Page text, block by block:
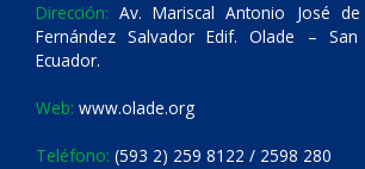
Dirección: Av. Mariscal Antonio José
Fernández Salvador Edif. Olade –
Ecuador.
Web: www.olade.org
Teléfono: (593 2) 259 8122 / 2598 280